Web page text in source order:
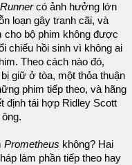
có ảnh hưởng lớn
loạn gây tranh cãi, và
cho bộ phim không được
chiếu hồi sinh vì không ai
Theo cách nào đó,
giữ ở tòa, một thỏa thuận
phim tiếp theo, và hãng
định tái hợp Ridley Scott
Prometheus không? Hai
làm phần tiếp theo hay